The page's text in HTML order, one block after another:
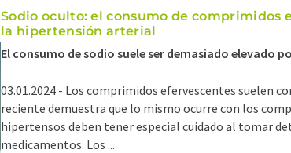
Sodio oculto: el consumo de comprimidos
la hipertensión arterial
El consumo de sodio suele ser demasiado elevado
03.01.2024 - Los comprimidos efervescentes suelen
reciente demuestra que lo mismo ocurre con los
hipertensos deben tener especial cuidado al tomar
medicamentos. Los ...